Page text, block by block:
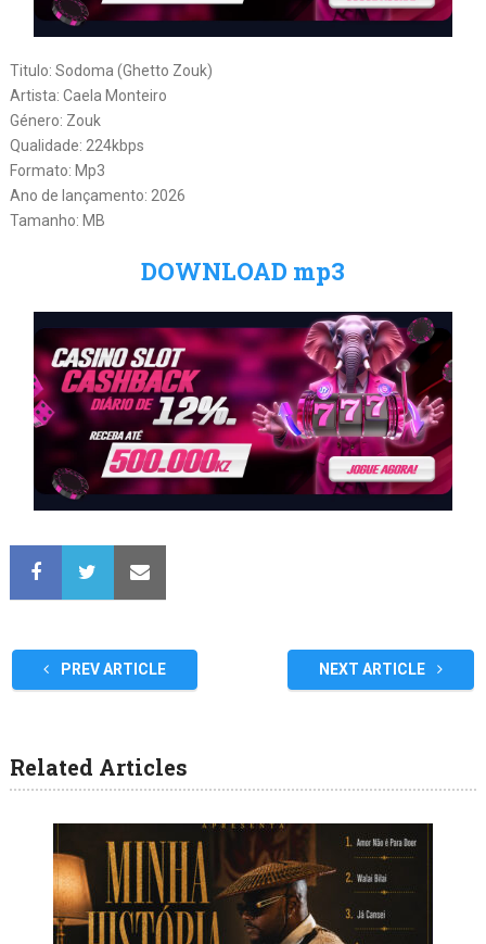
Titulo: Sodoma (Ghetto Zouk)
Artista: Caela Monteiro
Género: Zouk
Qualidade: 224kbps
Formato: Mp3
Ano de lançamento: 2026
Tamanho: MB
DOWNLOAD mp3
PREV ARTICLE NEXT ARTICLE
Related Articles